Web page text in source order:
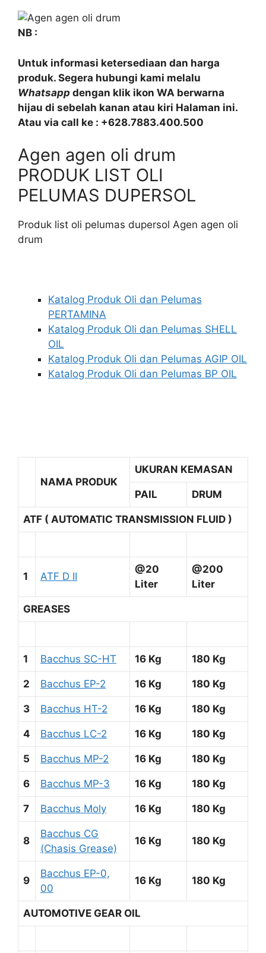
NB :
Untuk informasi ketersediaan dan harga
produk. Segera hubungi kami melalu
Whatsapp dengan klik ikon WA berwarna
hijau di sebelah kanan atau kiri Halaman ini.
Atau via call ke : +628.7883.400.500
Agen agen oli drum
PRODUK LIST OLI
PELUMAS DUPERSOL
Produk list oli pelumas dupersol Agen agen oli
drum
Katalog Produk Oli dan Pelumas
PERTAMINA
Katalog Produk Oli dan Pelumas SHELL
OIL
Katalog Produk Oli dan Pelumas AGIP OIL
Katalog Produk Oli dan Pelumas BP OIL
NAMA PRODUK
UKURAN KEMASAN
PAIL DRUM
ATF ( AUTOMATIC TRANSMISSION FLUID )
1 ATF D II
@20
Liter
@200
Liter
GREASES
1 Bacchus SC-HT 16 Kg 180 Kg
2 Bacchus EP-2 16 Kg 180 Kg
3 Bacchus HT-2 16 Kg 180 Kg
4 Bacchus LC-2 16 Kg 180 Kg
5 Bacchus MP-2 16 Kg 180 Kg
6 Bacchus MP-3 16 Kg 180 Kg
7 Bacchus Moly 16 Kg 180 Kg
8
Bacchus CG
(Chasis Grease)
16 Kg 180 Kg
9
Bacchus EP-0,
00
16 Kg 180 Kg
AUTOMOTIVE GEAR OIL